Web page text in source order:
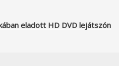
eladott HD DVD lejátszón